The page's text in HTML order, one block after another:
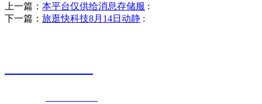
上一篇： 本平台仅供给消息存储服 :
下一篇： 旅逛快科技8月14日动静 :